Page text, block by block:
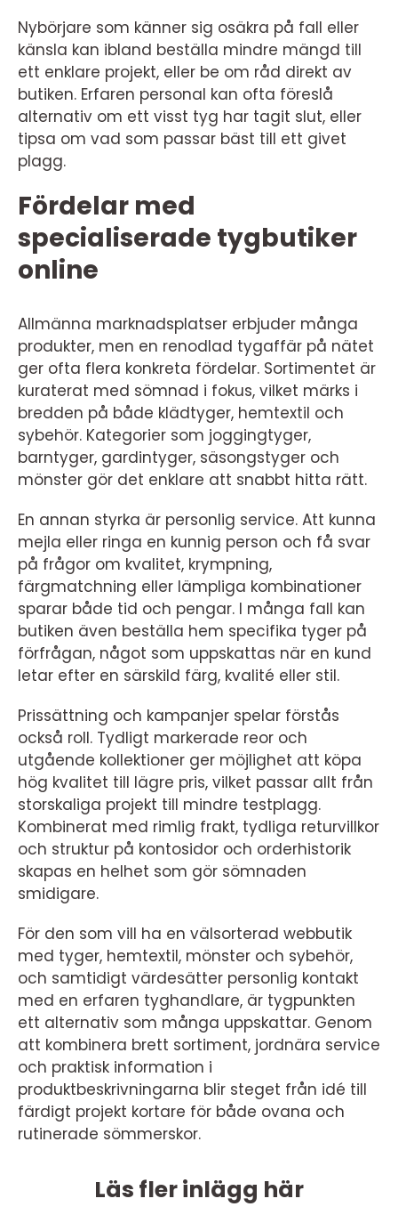
Nybörjare som känner sig osäkra på fall eller
känsla kan ibland beställa mindre mängd till
ett enklare projekt, eller be om råd direkt av
butiken. Erfaren personal kan ofta föreslå
alternativ om ett visst tyg har tagit slut, eller
tipsa om vad som passar bäst till ett givet
plagg.
Fördelar med
specialiserade tygbutiker
online
Allmänna marknadsplatser erbjuder många
produkter, men en renodlad tygaffär på nätet
ger ofta flera konkreta fördelar. Sortimentet är
kuraterat med sömnad i fokus, vilket märks i
bredden på både klädtyger, hemtextil och
sybehör. Kategorier som joggingtyger,
barntyger, gardintyger, säsongstyger och
mönster gör det enklare att snabbt hitta rätt.
En annan styrka är personlig service. Att kunna
mejla eller ringa en kunnig person och få svar
på frågor om kvalitet, krympning,
färgmatchning eller lämpliga kombinationer
sparar både tid och pengar. I många fall kan
butiken även beställa hem specifika tyger på
förfrågan, något som uppskattas när en kund
letar efter en särskild färg, kvalité eller stil.
Prissättning och kampanjer spelar förstås
också roll. Tydligt markerade reor och
utgående kollektioner ger möjlighet att köpa
hög kvalitet till lägre pris, vilket passar allt från
storskaliga projekt till mindre testplagg.
Kombinerat med rimlig frakt, tydliga returvillkor
och struktur på kontosidor och orderhistorik
skapas en helhet som gör sömnaden
smidigare.
För den som vill ha en välsorterad webbutik
med tyger, hemtextil, mönster och sybehör,
och samtidigt värdesätter personlig kontakt
med en erfaren tyghandlare, är tygpunkten
ett alternativ som många uppskattar. Genom
att kombinera brett sortiment, jordnära service
och praktisk information i
produktbeskrivningarna blir steget från idé till
färdigt projekt kortare för både ovana och
rutinerade sömmerskor.
Läs fler inlägg här